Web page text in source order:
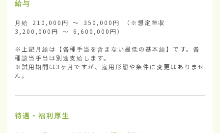
給与
月給 210,000円 ～ 350,000円 （※想定年収
3,200,000円 ～ 6,600,000円）
※上記月給は【各種手当を含まない最低の基本給】です。各
種該当手当は別途支給します。
※試用期間は3ヶ月ですが、雇用形態や条件に変更はありませ
ん。
待遇・福利厚生